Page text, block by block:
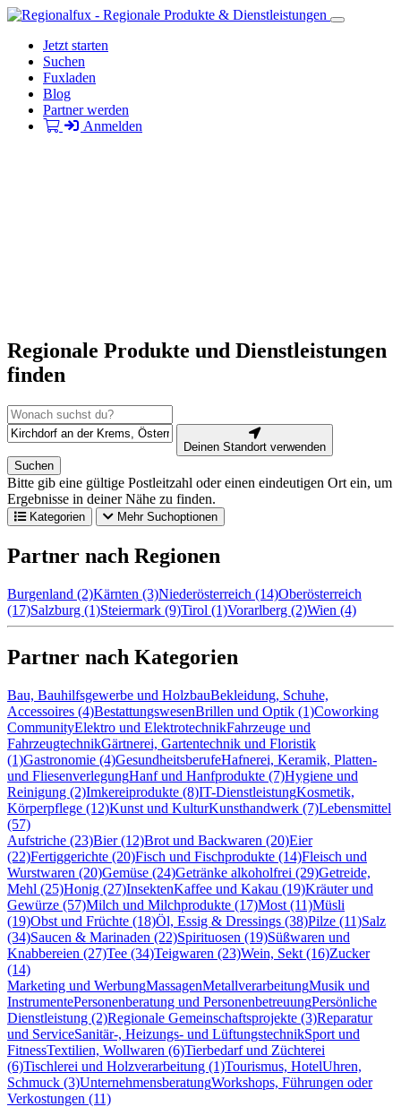
Jetzt starten
Suchen
Fuxladen
Blog
Partner werden
Anmelden
Regionale Produkte und Dienstleistungen
finden
Deinen Standort verwenden
Suchen
Bitte gib eine gültige Postleitzahl oder einen eindeutigen Ort ein, um
Ergebnisse in deiner Nähe zu finden.
Kategorien Mehr Suchoptionen
Partner nach Regionen
Burgenland (2)Kärnten (3)Niederösterreich (14)Oberösterreich
(17)Salzburg (1)Steiermark (9)Tirol (1)Vorarlberg (2)Wien (4)
Partner nach Kategorien
Bau, Bauhilfsgewerbe und HolzbauBekleidung, Schuhe,
Accessoires (4)BestattungswesenBrillen und Optik (1)Coworking
CommunityElektro und ElektrotechnikFahrzeuge und
FahrzeugtechnikGärtnerei, Gartentechnik und Floristik
(1)Gastronomie (4)GesundheitsberufeHafnerei, Keramik, Platten-
und FliesenverlegungHanf und Hanfprodukte (7)Hygiene und
Reinigung (2)Imkereiprodukte (8)IT-DienstleistungKosmetik,
Körperpflege (12)Kunst und KulturKunsthandwerk (7)Lebensmittel
(57)
Aufstriche (23)Bier (12)Brot und Backwaren (20)Eier
(22)Fertiggerichte (20)Fisch und Fischprodukte (14)Fleisch und
Wurstwaren (20)Gemüse (24)Getränke alkoholfrei (29)Getreide,
Mehl (25)Honig (27)InsektenKaffee und Kakau (19)Kräuter und
Gewürze (57)Milch und Milchprodukte (17)Most (11)Müsli
(19)Obst und Früchte (18)Öl, Essig & Dressings (38)Pilze (11)Salz
(34)Saucen & Marinaden (22)Spirituosen (19)Süßwaren und
Knabbereien (27)Tee (34)Teigwaren (23)Wein, Sekt (16)Zucker
(14)
Marketing und WerbungMassagenMetallverarbeitungMusik und
InstrumentePersonenberatung und PersonenbetreuungPersönliche
Dienstleistung (2)Regionale Gemeinschaftsprojekte (3)Reparatur
und ServiceSanitär-, Heizungs- und LüftungstechnikSport und
FitnessTextilien, Wollwaren (6)Tierbedarf und Züchterei
(6)Tischlerei und Holzverarbeitung (1)Tourismus, HotelUhren,
Schmuck (3)UnternehmensberatungWorkshops, Führungen oder
Verkostungen (11)